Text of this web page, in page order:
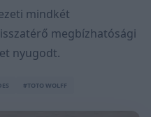
mindkét
megbízhatósági
nyugodt.
#TOTO WOLFF